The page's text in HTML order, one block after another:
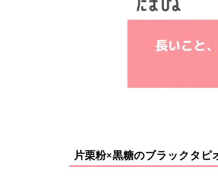
片栗粉×黒糖のブラックタピ